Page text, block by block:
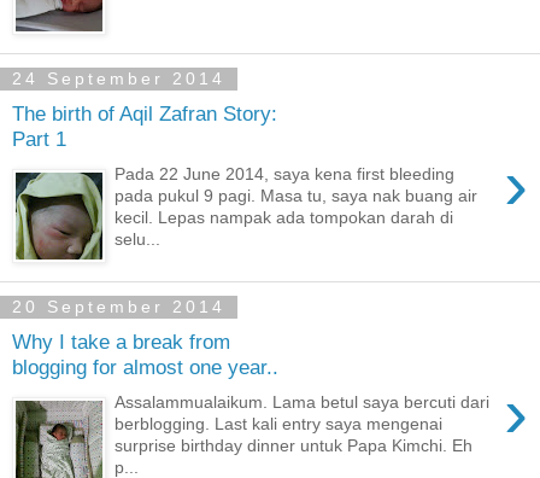
24 September 2014
The birth of Aqil Zafran Story:
Part 1
›
Pada 22 June 2014, saya kena first bleeding
pada pukul 9 pagi. Masa tu, saya nak buang air
kecil. Lepas nampak ada tompokan darah di
selu...
20 September 2014
Why I take a break from
blogging for almost one year..
›
Assalammualaikum. Lama betul saya bercuti dari
berblogging. Last kali entry saya mengenai
surprise birthday dinner untuk Papa Kimchi. Eh
p...